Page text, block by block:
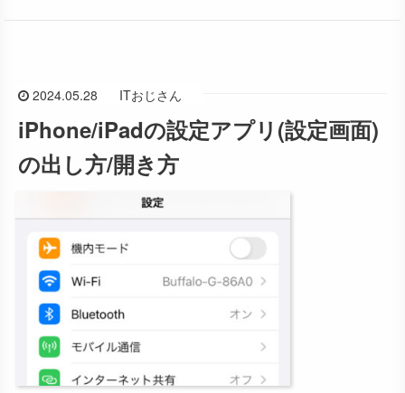
2024.05.28 ITおじさん
iPhone/iPadの設定アプリ(設定画面)
の出し方/開き方